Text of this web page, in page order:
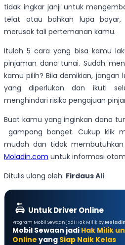
tidak ingkar janji untuk
telat atau bahkan lupa
merusak tali pertemanan kamu.
Itulah 5 cara yang bisa kamu
pinjaman dana tunai. Sudah
kamu pilih? Bila demikian, jangan
yang diperlukan dan ikuti
menghindari risiko pengajuan
Buat kamu yang inginkan dana
gampang banget. Cukup klik
mudah dan tidak
Moladin.com untuk informasi
Ditulis ulang oleh: Firdaus Ali
Untuk Driver Online
Program Mobil Sewaan jadi Hak Milik by Moladin
Mobil Sewaan jadi Hak Milik
Online yang Siap Naik Kelas